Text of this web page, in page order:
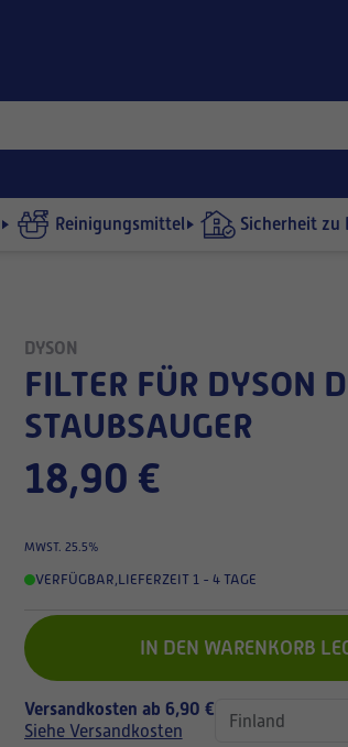
Reinigungsmittel Sicherheit zu
DYSON
FILTER FÜR DYSON DC58 / DC59 / V6
STAUBSAUGER
18,90 €
MWST. 25.5%
VERFÜGBAR,LIEFERZEIT 1 - 4 TAGE
IN DEN WARENKORB
Versandkosten ab 6,90 €
Siehe Versandkosten